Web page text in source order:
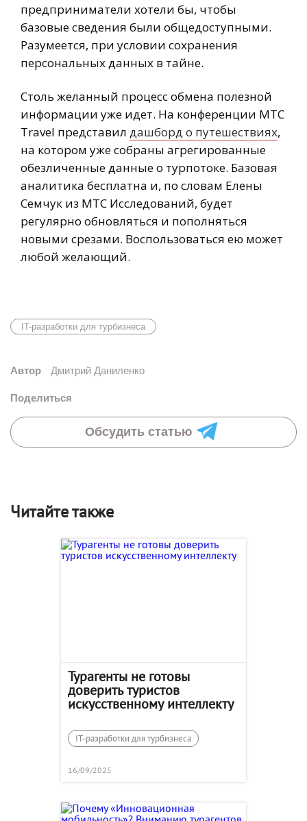
предприниматели хотели бы, чтобы
базовые сведения были общедоступными.
Разумеется, при условии сохранения
персональных данных в тайне.
Столь желанный процесс обмена полезной
информации уже идет. На конференции MTC
Travel представил дашборд о путешествиях,
на котором уже собраны агрегированные
обезличенные данные о турпотоке. Базовая
аналитика бесплатна и, по словам Елены
Семчук из МТС Исследований, будет
регулярно обновляться и пополняться
новыми срезами. Воспользоваться ею может
любой желающий.
IT-разработки для турбизнеса
Автор Дмитрий Даниленко
Поделиться
Обсудить статью
Читайте также
Турагенты не готовы
доверить туристов
искусственному интеллекту
IT-разработки для турбизнеса
16/09/2025